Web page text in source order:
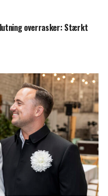
overrasker: Stærkt